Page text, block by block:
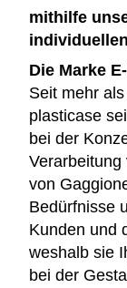
mithilfe
Die Marke
Seit mehr
plasticase
bei der
von
Bedürfnisse
Kunden und
weshalb sie
bei der